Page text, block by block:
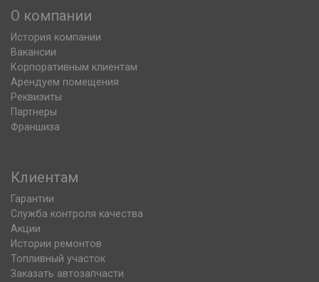
О компании
История компании
Вакансии
Корпоративным клиентам
Арендуем помещения
Реквизиты
Партнеры
Франшиза
Клиентам
Гарантии
Служба контроля качества
Акции
Истории ремонтов
Топливный участок
Заказать автозапчасти